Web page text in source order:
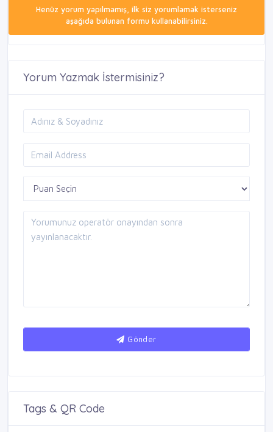
Henüz yorum yapılmamış, ilk siz yorumlamak isterseniz
aşağıda bulunan formu kullanabilirsiniz.
Yorum Yazmak İstermisiniz?
Gönder
Tags & QR Code